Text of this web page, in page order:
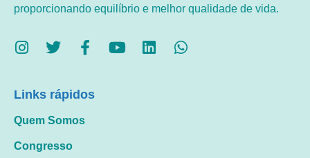
proporcionando equilíbrio e melhor qualidade de vida.
Links rápidos
Quem Somos
Congresso